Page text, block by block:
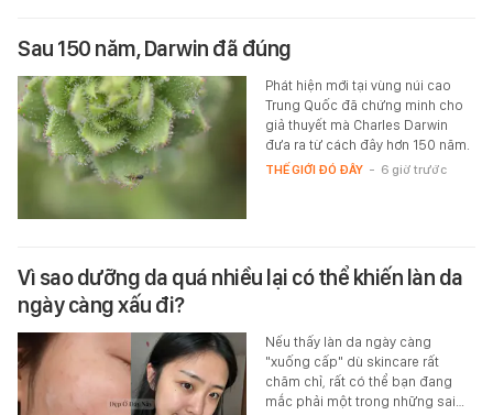
Sau 150 năm, Darwin đã đúng
Phát hiện mới tại vùng núi cao
Trung Quốc đã chứng minh cho
giả thuyết mà Charles Darwin
đưa ra từ cách đây hơn 150 năm.
THẾ GIỚI ĐÓ ĐÂY - 6 giờ trước
Vì sao dưỡng da quá nhiều lại có thể khiến làn da
ngày càng xấu đi?
Nếu thấy làn da ngày càng
"xuống cấp" dù skincare rất
chăm chỉ, rất có thể bạn đang
mắc phải một trong những sai…